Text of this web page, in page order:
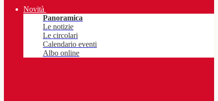
Novità
Panoramica
Le notizie
Le circolari
Calendario eventi
Albo online